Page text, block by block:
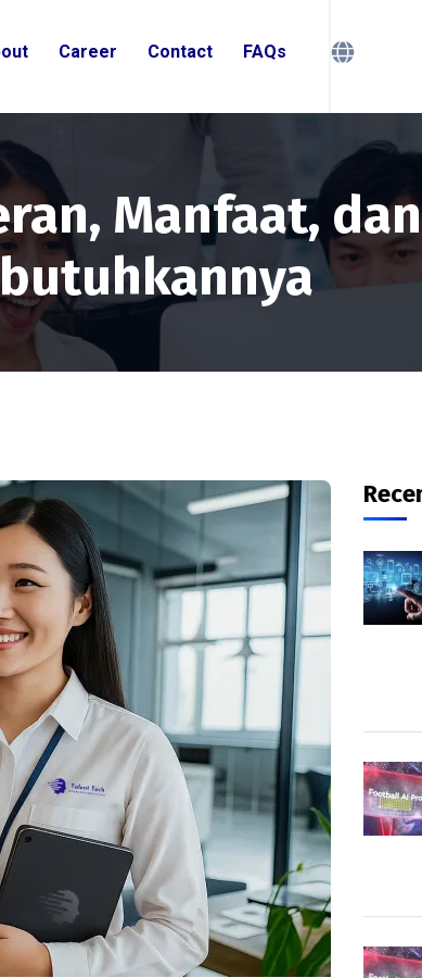
Career Contact FAQs
Manfaat,